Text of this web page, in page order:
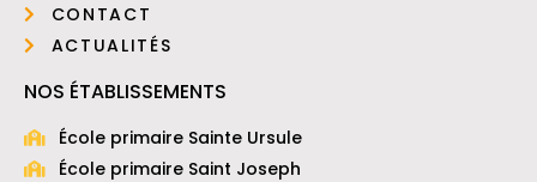
CONTACT
ACTUALITÉS
NOS ÉTABLISSEMENTS
École primaire Sainte Ursule
École primaire Saint Joseph